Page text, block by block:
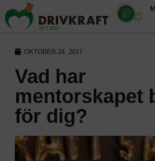
OKTOBER 24, 2017
Vad har
mentorskapet
för dig?